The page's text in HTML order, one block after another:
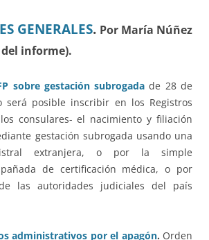
GENERALES. Por María Núñez
informe).
sobre gestación subrogada de 28 de
será posible inscribir en los Registros
consulares- el nacimiento y filiación
gestación subrogada usando una
extranjera, o por la simple
de certificación médica, o por
las autoridades judiciales del país
administrativos por el apagón. Orden